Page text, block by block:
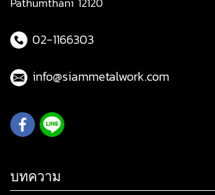
02-1166303
info@siammetalwork.com
บทความ